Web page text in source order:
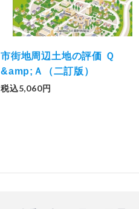
解説とQ&amp;Aでわかる 電子
帳簿等保存制度の実務（改訂
版）